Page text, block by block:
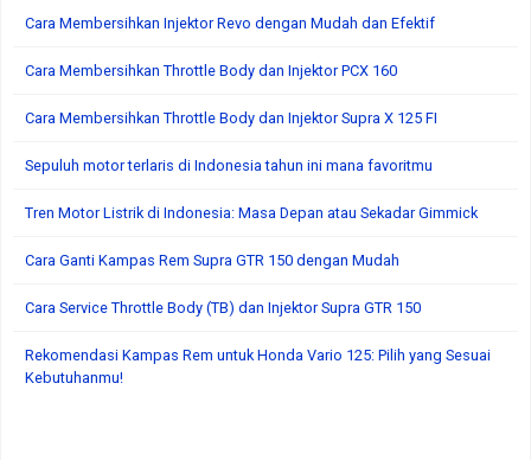
Cara Membersihkan Injektor Revo dengan Mudah dan Efektif
Cara Membersihkan Throttle Body dan Injektor PCX 160
Cara Membersihkan Throttle Body dan Injektor Supra X 125 FI
Sepuluh motor terlaris di Indonesia tahun ini mana favoritmu
Tren Motor Listrik di Indonesia: Masa Depan atau Sekadar Gimmick
Cara Ganti Kampas Rem Supra GTR 150 dengan Mudah
Cara Service Throttle Body (TB) dan Injektor Supra GTR 150
Rekomendasi Kampas Rem untuk Honda Vario 125: Pilih yang Sesuai
Kebutuhanmu!